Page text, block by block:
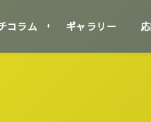
コラム ギャラリー